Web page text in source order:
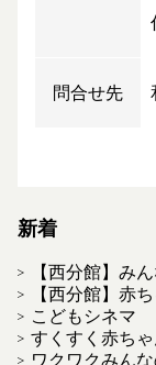
問合せ先
新着
【西分館】み
【西分館】赤
こどもシネマ
すくすく赤ち
ワクワクみん